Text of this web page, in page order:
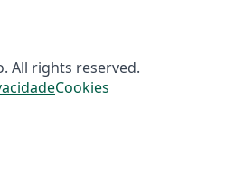
All rights reserved.
Cookies